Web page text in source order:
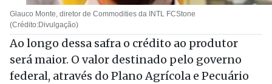
Glauco Monte, diretor de Commodities da INTL FCStone
(Crédito:Divulgação)
Ao longo dessa safra o crédito ao produtor
será maior. O valor destinado pelo governo
federal, através do Plano Agrícola e Pecuário